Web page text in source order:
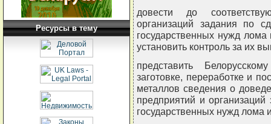
Ресурсы в тему
довести до
организаций задания по
государственных нужд
установить контроль за их
представить
заготовке, переработке и
металлов сведения о
предприятий и
государственных нужд лома